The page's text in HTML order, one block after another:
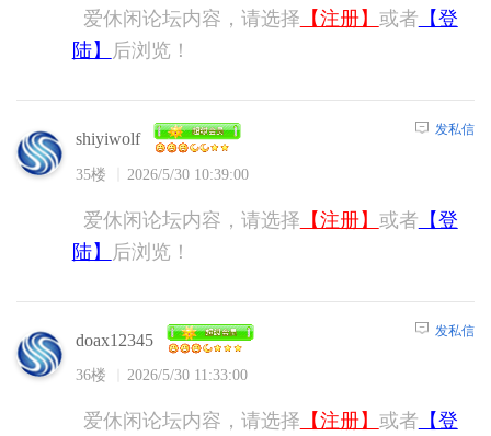
爱休闲论坛内容，请选择 【注册】 或者 【登
陆】
后浏览！
shiyiwolf
35楼 2026/5/30 10:39:00
发私信
爱休闲论坛内容，请选择 【注册】 或者 【登
陆】
后浏览！
doax12345
36楼 2026/5/30 11:33:00
发私信
爱休闲论坛内容，请选择 【注册】 或者 【登